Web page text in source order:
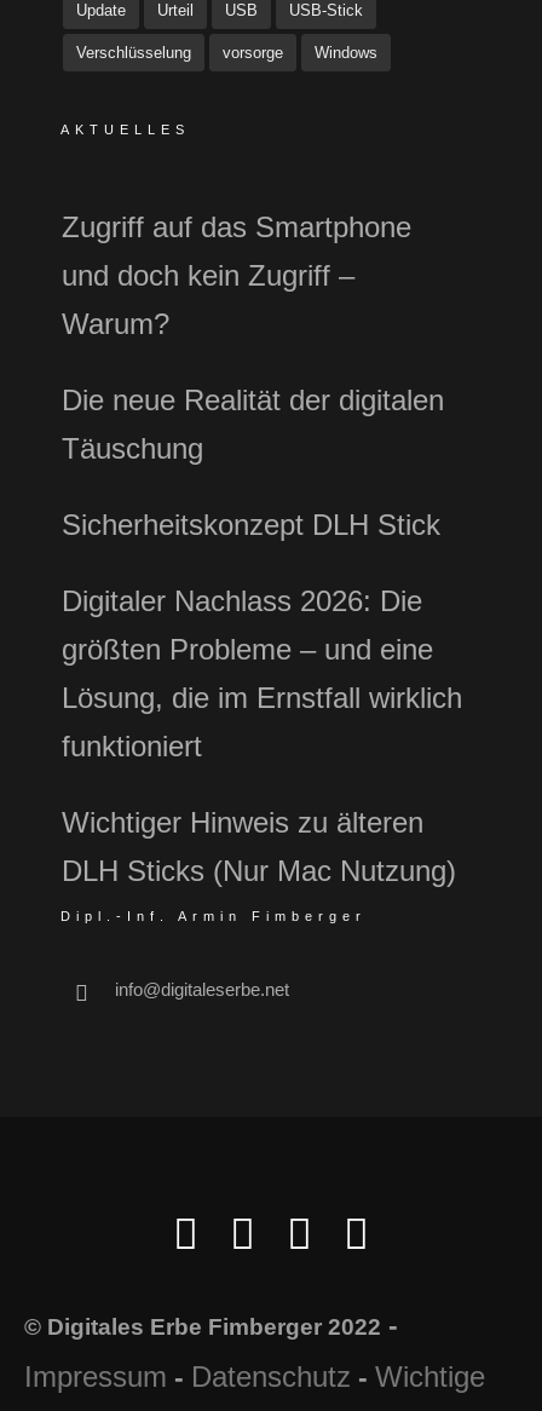
Update Urteil USB USB-Stick
Verschlüsselung vorsorge Windows
AKTUELLES
Zugriff auf das Smartphone
und doch kein Zugriff –
Warum?
Die neue Realität der digitalen
Täuschung
Sicherheitskonzept DLH Stick
Digitaler Nachlass 2026: Die
größten Probleme – und eine
Lösung, die im Ernstfall wirklich
funktioniert
Wichtiger Hinweis zu älteren
DLH Sticks (Nur Mac Nutzung)
Dipl.-Inf. Armin Fimberger
info@digitaleserbe.net
© Digitales Erbe Fimberger 2022 -
Impressum - Datenschutz - Wichtige